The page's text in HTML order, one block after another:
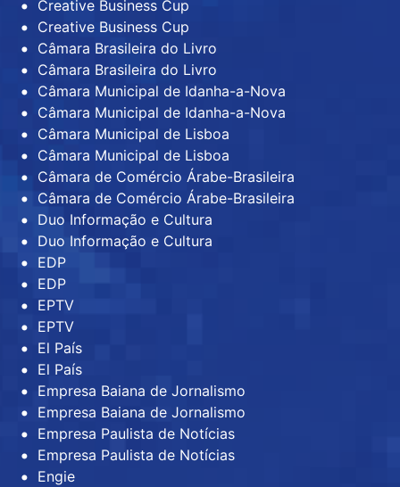
Creative Business Cup
Creative Business Cup
Câmara Brasileira do Livro
Câmara Brasileira do Livro
Câmara Municipal de Idanha-a-Nova
Câmara Municipal de Idanha-a-Nova
Câmara Municipal de Lisboa
Câmara Municipal de Lisboa
Câmara de Comércio Árabe-Brasileira
Câmara de Comércio Árabe-Brasileira
Duo Informação e Cultura
Duo Informação e Cultura
EDP
EDP
EPTV
EPTV
El País
El País
Empresa Baiana de Jornalismo
Empresa Baiana de Jornalismo
Empresa Paulista de Notícias
Empresa Paulista de Notícias
Engie